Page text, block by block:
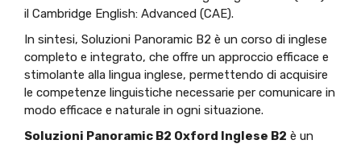
il Cambridge English: Advanced (CAE).
In sintesi, Soluzioni Panoramic B2 è un corso di inglese
completo e integrato, che offre un approccio efficace e
stimolante alla lingua inglese, permettendo di acquisire
le competenze linguistiche necessarie per comunicare in
modo efficace e naturale in ogni situazione.
Soluzioni Panoramic B2 Oxford Inglese B2 è un